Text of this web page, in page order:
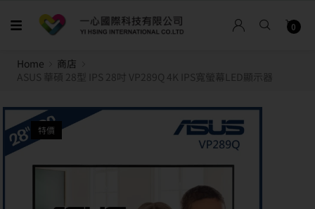
0
Home
商店
ASUS 華碩 28型 IPS 28吋 VP289Q 4K IPS寬螢幕LED顯示器
特價